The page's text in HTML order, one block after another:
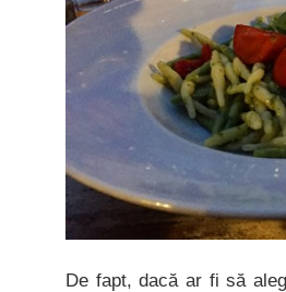
De fapt, dacă ar fi să